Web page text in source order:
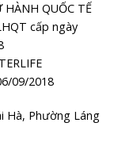
HÀNH QUỐC TẾ
cấp ngày
09/2018
Hà, Phường Láng